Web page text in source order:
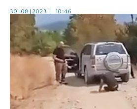
30|08|2023 | 10:46